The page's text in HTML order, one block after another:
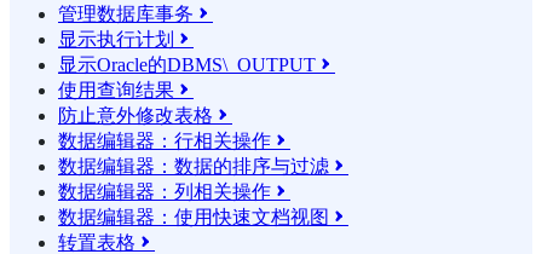
管理数据库事务 
显示执行计划 
显示Oracle的DBMS\_OUTPUT 
使用查询结果 
防止意外修改表格 
数据编辑器：行相关操作 
数据编辑器：数据的排序与过滤 
数据编辑器：列相关操作 
数据编辑器：使用快速文档视图 
转置表格 